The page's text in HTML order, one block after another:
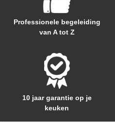
Professionele begeleiding
van A tot Z
10 jaar garantie op je
keuken